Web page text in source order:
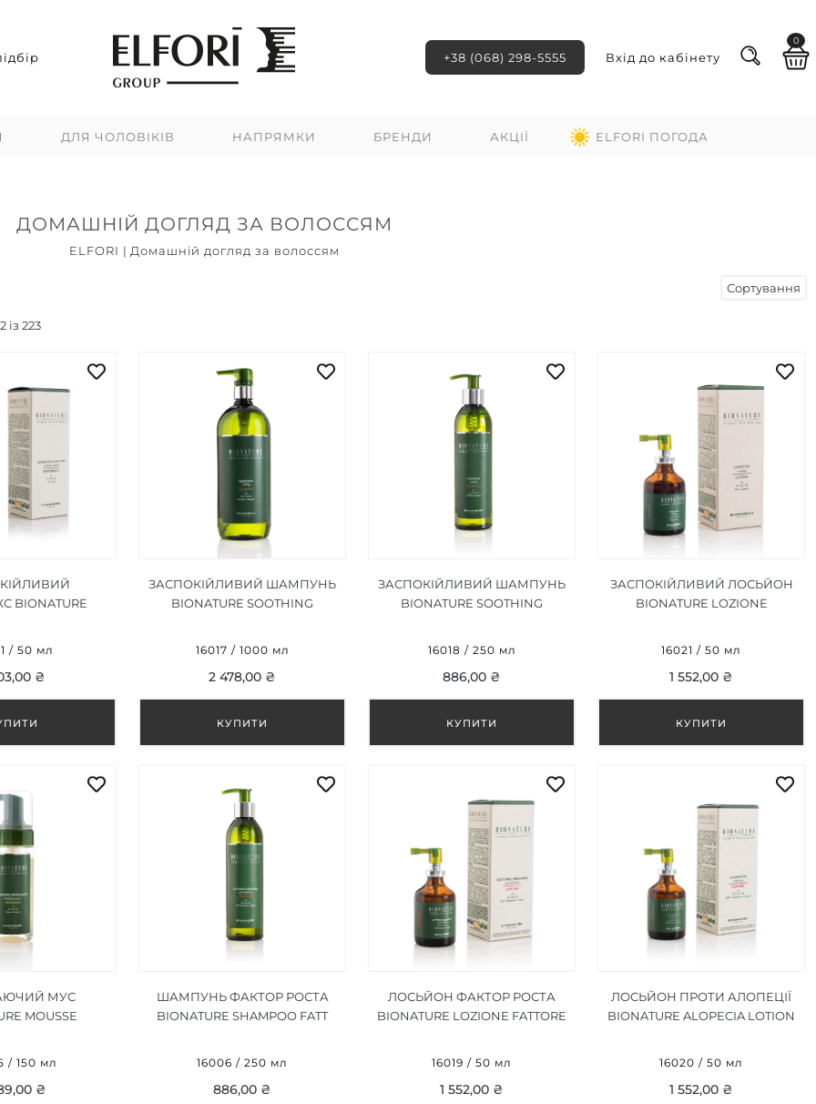
+38 (068) 298-5555 Вхід до кабінету
0
ДЛЯ ЧОЛОВІКІВ НАПРЯМКИ БРЕНДИ АКЦІЇ ELFORI ПОГОДА
ДОМАШНІЙ ДОГЛЯД ЗА ВОЛОССЯМ
ELFORI | Домашній догляд за волоссям
Сортування
із 223
BIONATURE
/ 50 мл
₴
ЗАСПОКІЙЛИВИЙ ШАМПУНЬ
BIONATURE SOOTHING
16017 / 1000 мл
2 478,00 ₴
ЗАСПОКІЙЛИВИЙ ШАМПУНЬ
BIONATURE SOOTHING
16018 / 250 мл
886,00 ₴
ЗАСПОКІЙЛИВИЙ ЛОСЬЙОН
BIONATURE LOZIONE
16021 / 50 мл
1 552,00 ₴
МУС
MOUSSE
/ 150 мл
₴
ШАМПУНЬ ФАКТОР РОСТА
BIONATURE SHAMPOO FATT
16006 / 250 мл
886,00 ₴
ЛОСЬЙОН ФАКТОР РОСТА
BIONATURE LOZIONE FATTORE
16019 / 50 мл
1 552,00 ₴
ЛОСЬЙОН ПРОТИ АЛОПЕЦІЇ
BIONATURE ALOPECIA LOTION
16020 / 50 мл
1 552,00 ₴